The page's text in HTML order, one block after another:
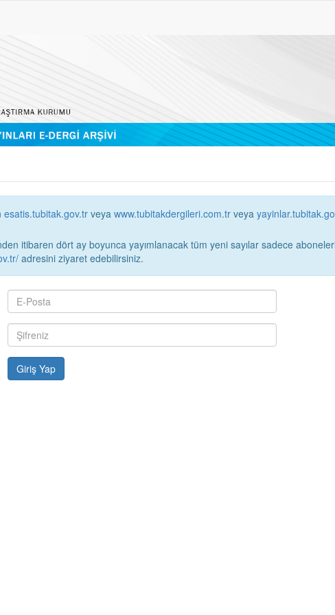
esatis.tubitak.gov.tr veya www.tubitakdergileri.com.tr veya
itibaren dört ay boyunca yayımlanacak tüm yeni sayılar sadece abonelerin erişimine
adresini ziyaret edebilirsiniz.